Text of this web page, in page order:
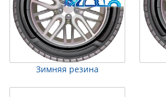
Зимняя резина